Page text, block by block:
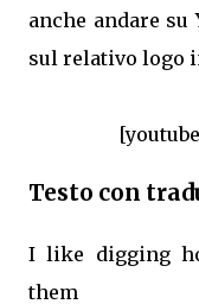
anche andare su
sul relativo logo
Testo con
I like digging
them